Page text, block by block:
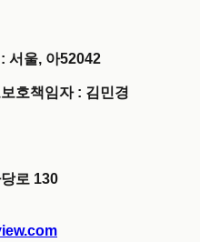
서울, 아52042
호책임자 : 김민경
로 130